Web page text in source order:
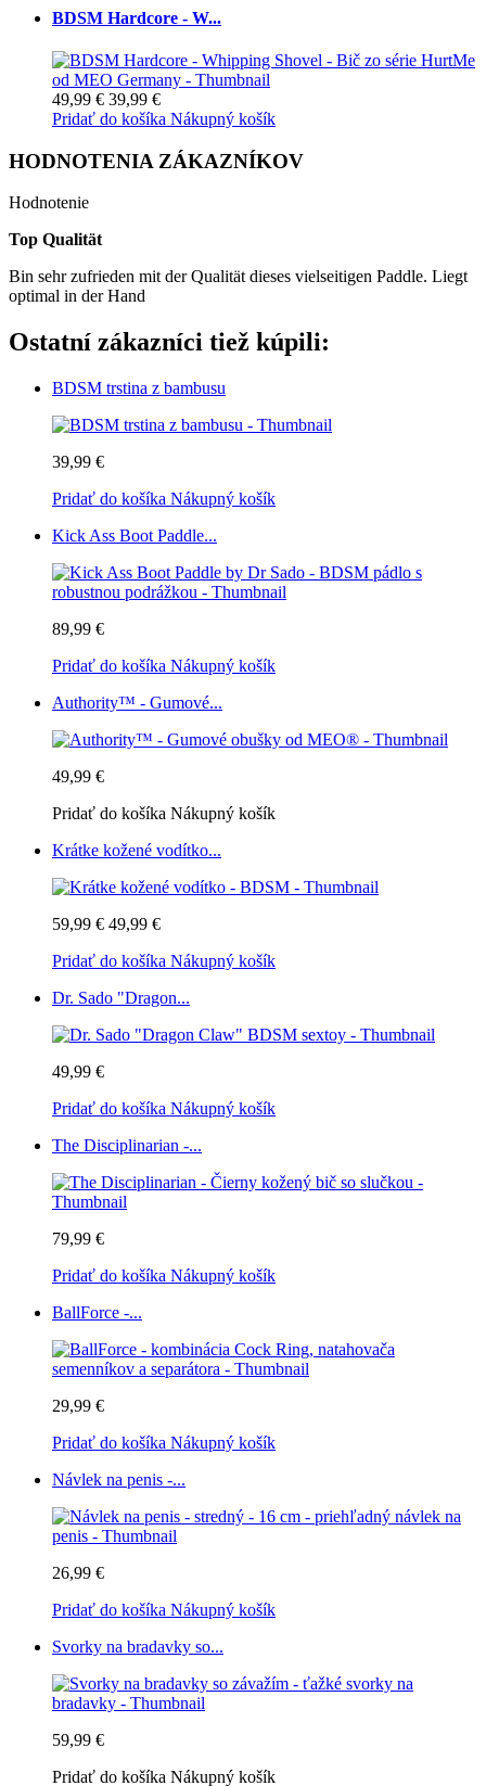
BDSM Hardcore - W...
49,99 € 39,99 €
Pridať do košíka Nákupný košík
HODNOTENIA ZÁKAZNÍKOV
Hodnotenie
Top Qualität
Bin sehr zufrieden mit der Qualität dieses vielseitigen Paddle. Liegt
optimal in der Hand
Ostatní zákazníci tiež kúpili:
BDSM trstina z bambusu
39,99 €
Pridať do košíka Nákupný košík
Kick Ass Boot Paddle...
89,99 €
Pridať do košíka Nákupný košík
Authority™ - Gumové...
49,99 €
Pridať do košíka Nákupný košík
Krátke kožené vodítko...
59,99 € 49,99 €
Pridať do košíka Nákupný košík
Dr. Sado "Dragon...
49,99 €
Pridať do košíka Nákupný košík
The Disciplinarian -...
79,99 €
Pridať do košíka Nákupný košík
BallForce -...
29,99 €
Pridať do košíka Nákupný košík
Návlek na penis -...
26,99 €
Pridať do košíka Nákupný košík
Svorky na bradavky so...
59,99 €
Pridať do košíka Nákupný košík